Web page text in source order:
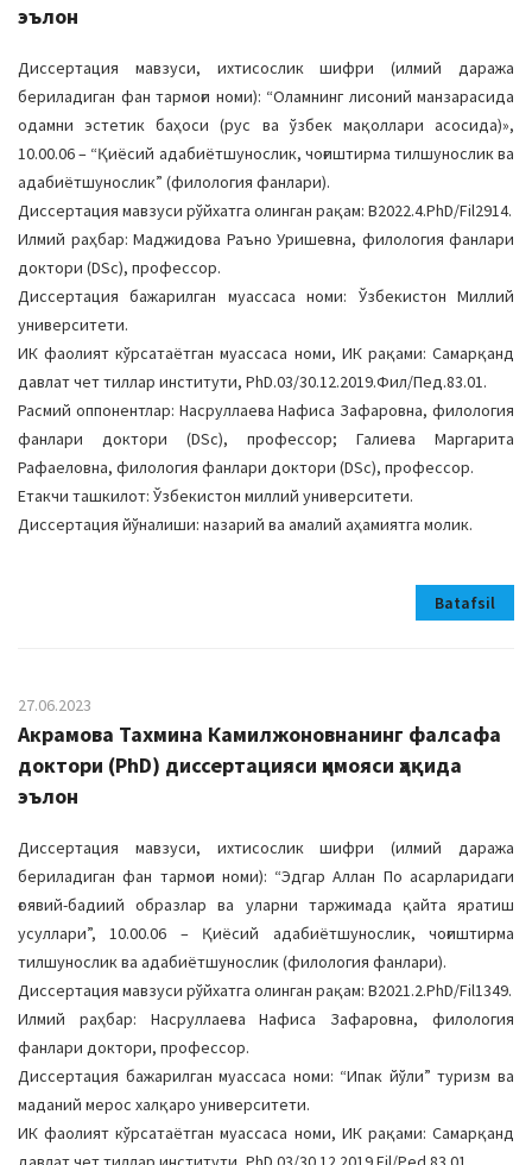
эълон
Диссертация мавзуси, ихтисослик шифри (илмий даража
бериладиган фан тармоғи номи): “Оламнинг лисоний манзарасида
одамни эстетик баҳоси (рус ва ўзбек мақоллари асосида)»,
10.00.06 – “Қиёсий адабиётшунослик, чоғиштирма тилшунослик ва
адабиётшунослик” (филология фанлари).
Диссертация мавзуси рўйхатга олинган рақам: B2022.4.PhD/Fil2914.
Илмий раҳбар: Маджидова Раъно Уришевна, филология фанлари
доктори (DSc), профессор.
Диссертация бажарилган муассаса номи: Ўзбекистон Миллий
университети.
ИК фаолият кўрсатаётган муассаса номи, ИК рақами: Самарқанд
давлат чет тиллар институти, PhD.03/30.12.2019.Фил/Пед.83.01.
Расмий оппонентлар: Насруллаева Нафиса Зафаровна, филология
фанлари доктори (DSc), профессор; Галиева Маргарита
Рафаеловна, филология фанлари доктори (DSc), профессор.
Етакчи ташкилот: Ўзбекистон миллий университети.
Диссертация йўналиши: назарий ва амалий аҳамиятга молик.
Batafsil
27.06.2023
Акрамова Тахмина Камилжоновнанинг фалсафа
доктори (PhD) диссертацияси ҳимояси ҳақида
эълон
Диссертация мавзуси, ихтисослик шифри (илмий даража
бериладиган фан тармоғи номи): “Эдгар Аллан По асарларидаги
ғоявий-бадиий образлар ва уларни таржимада қайта яратиш
усуллари”, 10.00.06 – Қиёсий адабиётшунослик, чоғиштирма
тилшунослик ва адабиётшунослик (филология фанлари).
Диссертация мавзуси рўйхатга олинган рақам: B2021.2.PhD/Fil1349.
Илмий раҳбар: Насруллаева Нафиса Зафаровна, филология
фанлари доктори, профессор.
Диссертация бажарилган муассаса номи: “Ипак йўли” туризм ва
маданий мерос халқаро университети.
ИК фаолият кўрсатаётган муассаса номи, ИК рақами: Самарқанд